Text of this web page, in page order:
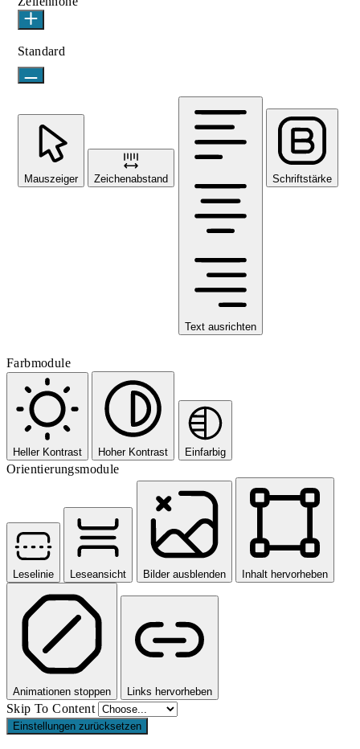
Standard
Mauszeiger Zeichenabstand
Text ausrichten
Schriftstärke
Farbmodule
Heller Kontrast Hoher Kontrast Einfarbig
Orientierungsmodule
Leselinie Leseansicht Bilder ausblenden Inhalt hervorheben
Animationen stoppen Links hervorheben
Skip To Content
Einstellungen zurücksetzen